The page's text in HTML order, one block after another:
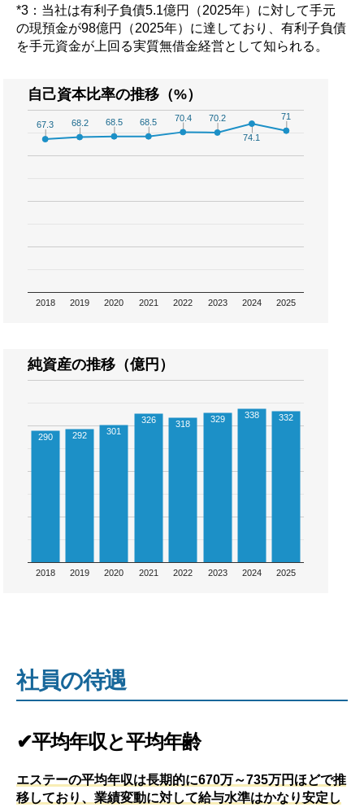
*3：当社は有利子負債5.1億円（2025年）に対して手元
の現預金が98億円（2025年）に達しており、有利子負債
を手元資金が上回る実質無借金経営として知られる。
自己資本比率の推移（%）
2018 2019 2020 2021 2022 2023 2024 2025
67.3
67.3 68.2
68.2 68.5
68.5 68.5
68.5 70.4
70.4 70.2
70.2
74.1
74.1
71
71
純資産の推移（億円）
2018 2019 2020 2021 2022 2023 2024 2025
290 292 301
326 318 329 338 332
社員の待遇
✔平均年収と平均年齢
エステーの平均年収は長期的に670万～735万円ほどで推
移しており、業績変動に対して給与水準はかなり安定し